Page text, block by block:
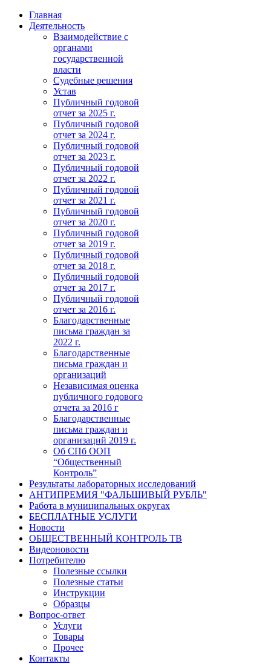
Главная
Деятельность
Взаимодействие с
органами
государственной
власти
Судебные решения
Устав
Публичный годовой
отчет за 2025 г.
Публичный годовой
отчет за 2024 г.
Публичный годовой
отчет за 2023 г.
Публичный годовой
отчет за 2022 г.
Публичный годовой
отчет за 2021 г.
Публичный годовой
отчет за 2020 г.
Публичный годовой
отчет за 2019 г.
Публичный годовой
отчет за 2018 г.
Публичный годовой
отчет за 2017 г.
Публичный годовой
отчет за 2016 г.
Благодарственные
письма граждан за
2022 г.
Благодарственные
письма граждан и
организаций
Независимая оценка
публичного годового
отчета за 2016 г
Благодарственные
письма граждан и
организаций 2019 г.
Об СПб ООП
“Общественный
Контроль”
Результаты лабораторных исследований
АНТИПРЕМИЯ "ФАЛЬШИВЫЙ РУБЛЬ"
Работа в муниципальных округах
БЕСПЛАТНЫЕ УСЛУГИ
Новости
ОБЩЕСТВЕННЫЙ КОНТРОЛЬ ТВ
Видеоновости
Потребителю
Полезные ссылки
Полезные статьи
Инструкции
Образцы
Вопрос-ответ
Услуги
Товары
Прочее
Контакты